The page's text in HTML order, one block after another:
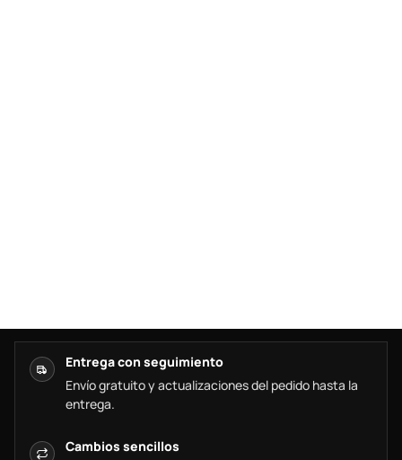
Entrega con seguimiento
Envío gratuito y actualizaciones del pedido hasta la
entrega.
Cambios sencillos